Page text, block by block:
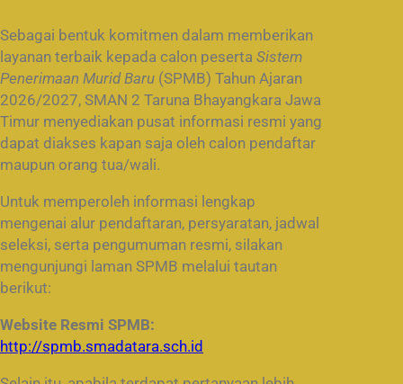
Sebagai bentuk komitmen dalam memberikan
layanan terbaik kepada calon peserta Sistem
Penerimaan Murid Baru (SPMB) Tahun Ajaran
2026/2027, SMAN 2 Taruna Bhayangkara Jawa
Timur menyediakan pusat informasi resmi yang
dapat diakses kapan saja oleh calon pendaftar
maupun orang tua/wali.
Untuk memperoleh informasi lengkap
mengenai alur pendaftaran, persyaratan, jadwal
seleksi, serta pengumuman resmi, silakan
mengunjungi laman SPMB melalui tautan
berikut:
Website Resmi SPMB:
http://spmb.smadatara.sch.id